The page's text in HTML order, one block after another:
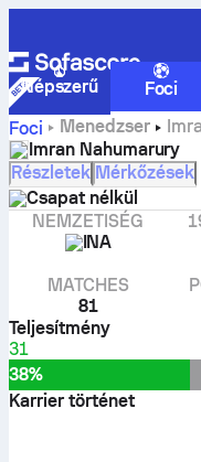
Népszerű Foci
Foci
Menedzser
karrierelőzmény
Imran Nahumarury
Részletek Mérkőzések
Csapat nélkül
NEMZETISÉG
INA
MATCHES
81
Teljesítmény
31
38%
Karrier történet